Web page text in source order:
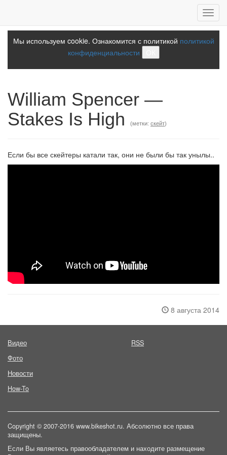
Мы используем cookie. Ознакомится с политикой политикой
конфиденциальности
William Spencer —
Stakes Is High
(метки: скейт)
Если бы все скейтеры катали так, они не были бы так унылы..
8 августа 2014
Видео
Фото
Новости
How-To
RSS
Copyright © 2007-2016 www.bikeshot.ru. Абсолютно все права
защищены.
Если Вы являетесь правообладателем и находите размещение